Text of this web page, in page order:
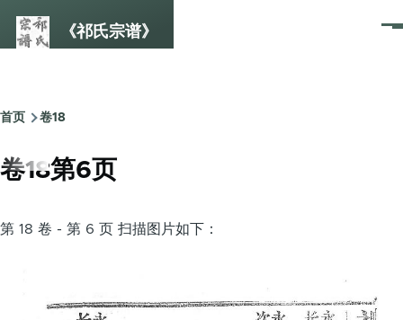
《祁氏宗谱》
菜
面
包
屑
首页 卷18
卷18第6页
第 18 卷 - 第 6 页 扫描图片如下：